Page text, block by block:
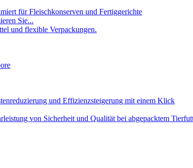
Sie...